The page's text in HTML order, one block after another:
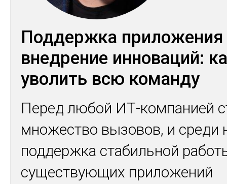
Поддержка приложения
внедрение инноваций:
уволить всю команду
Перед любой ИТ-компанией
множество вызовов, и среди
поддержка стабильной
существующих приложений